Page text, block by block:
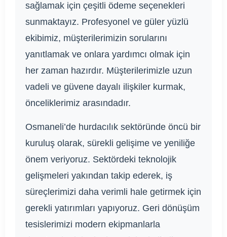
sağlamak için çeşitli ödeme seçenekleri
sunmaktayız. Profesyonel ve güler yüzlü
ekibimiz, müşterilerimizin sorularını
yanıtlamak ve onlara yardımcı olmak için
her zaman hazırdır. Müşterilerimizle uzun
vadeli ve güvene dayalı ilişkiler kurmak,
önceliklerimiz arasındadır.
Osmaneli’de hurdacılık sektöründe öncü bir
kuruluş olarak, sürekli gelişime ve yeniliğe
önem veriyoruz. Sektördeki teknolojik
gelişmeleri yakından takip ederek, iş
süreçlerimizi daha verimli hale getirmek için
gerekli yatırımları yapıyoruz. Geri dönüşüm
tesislerimizi modern ekipmanlarla